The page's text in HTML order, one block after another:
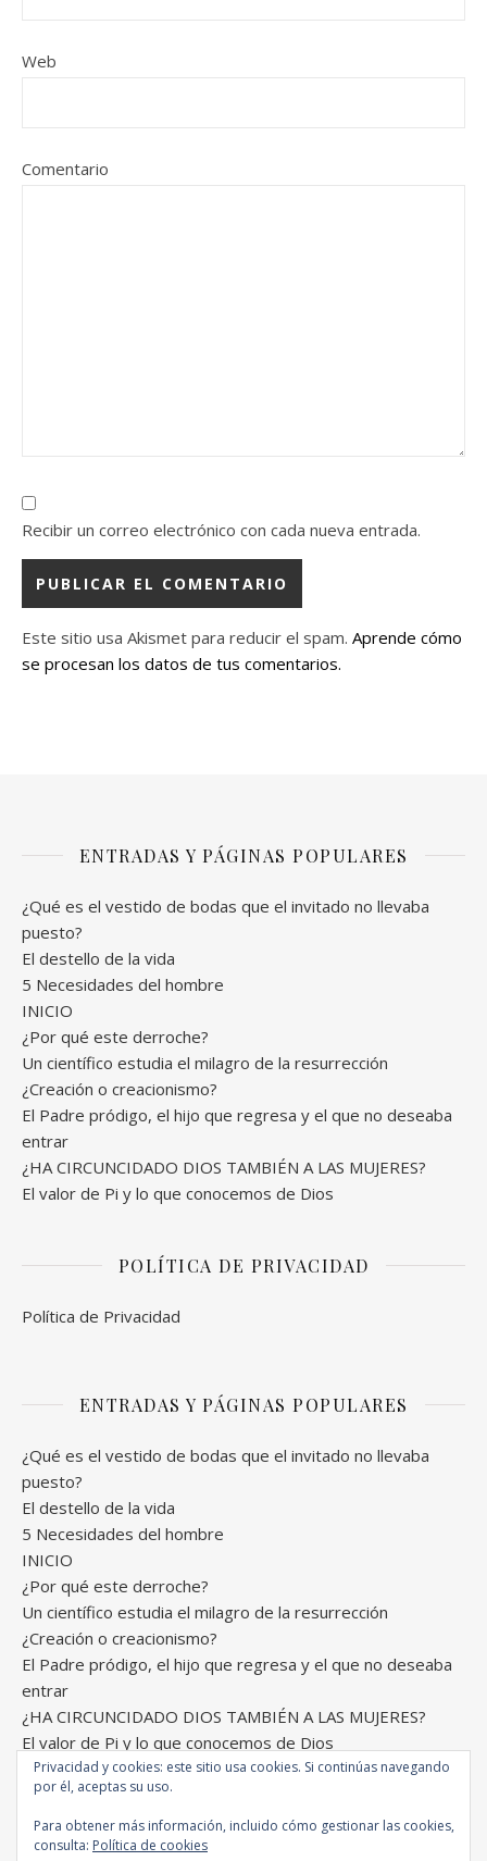
Web
Comentario
Recibir un correo electrónico con cada nueva entrada.
Este sitio usa Akismet para reducir el spam. Aprende cómo
se procesan los datos de tus comentarios.
ENTRADAS Y PÁGINAS POPULARES
¿Qué es el vestido de bodas que el invitado no llevaba
puesto?
El destello de la vida
5 Necesidades del hombre
INICIO
¿Por qué este derroche?
Un científico estudia el milagro de la resurrección
¿Creación o creacionismo?
El Padre pródigo, el hijo que regresa y el que no deseaba
entrar
¿HA CIRCUNCIDADO DIOS TAMBIÉN A LAS MUJERES?
El valor de Pi y lo que conocemos de Dios
POLÍTICA DE PRIVACIDAD
Política de Privacidad
ENTRADAS Y PÁGINAS POPULARES
¿Qué es el vestido de bodas que el invitado no llevaba
puesto?
El destello de la vida
5 Necesidades del hombre
INICIO
¿Por qué este derroche?
Un científico estudia el milagro de la resurrección
¿Creación o creacionismo?
El Padre pródigo, el hijo que regresa y el que no deseaba
entrar
¿HA CIRCUNCIDADO DIOS TAMBIÉN A LAS MUJERES?
El valor de Pi y lo que conocemos de Dios
Comunión Internacional de la Gracia © Todos los derechos
Privacidad y cookies: este sitio usa cookies. Si continúas navegando
por él, aceptas su uso.
Para obtener más información, incluido cómo gestionar las cookies,
consulta: Política de cookies